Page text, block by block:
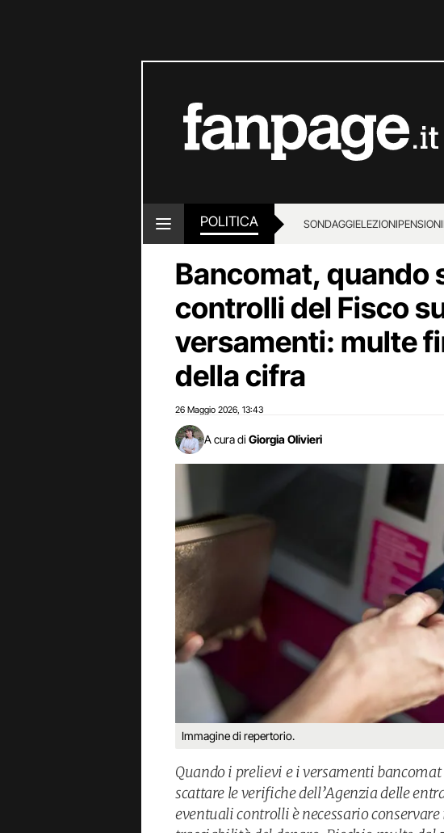
POLITICA SONDAGGIELEZIONIPENSIONI
Bancomat, quando
controlli del Fisco
versamenti: multe
della cifra
26 Maggio 2026 13:43
A cura di Giorgia Olivieri
Immagine di repertorio.
Quando i prelievi e i versamenti
scattare le verifiche dell’Agenzia delle
eventuali controlli è necessario